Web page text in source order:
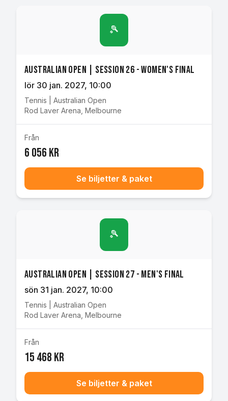
🎾
Australian Open | Session 26 - Women's Final
lör 30 jan. 2027, 10:00
Tennis
Australian Open
Rod Laver Arena Melbourne
Från
6 056 kr
Se biljetter & paket
🎾
Australian Open | Session 27 - Men's Final
sön 31 jan. 2027, 10:00
Tennis
Australian Open
Rod Laver Arena Melbourne
Från
15 468 kr
Se biljetter & paket